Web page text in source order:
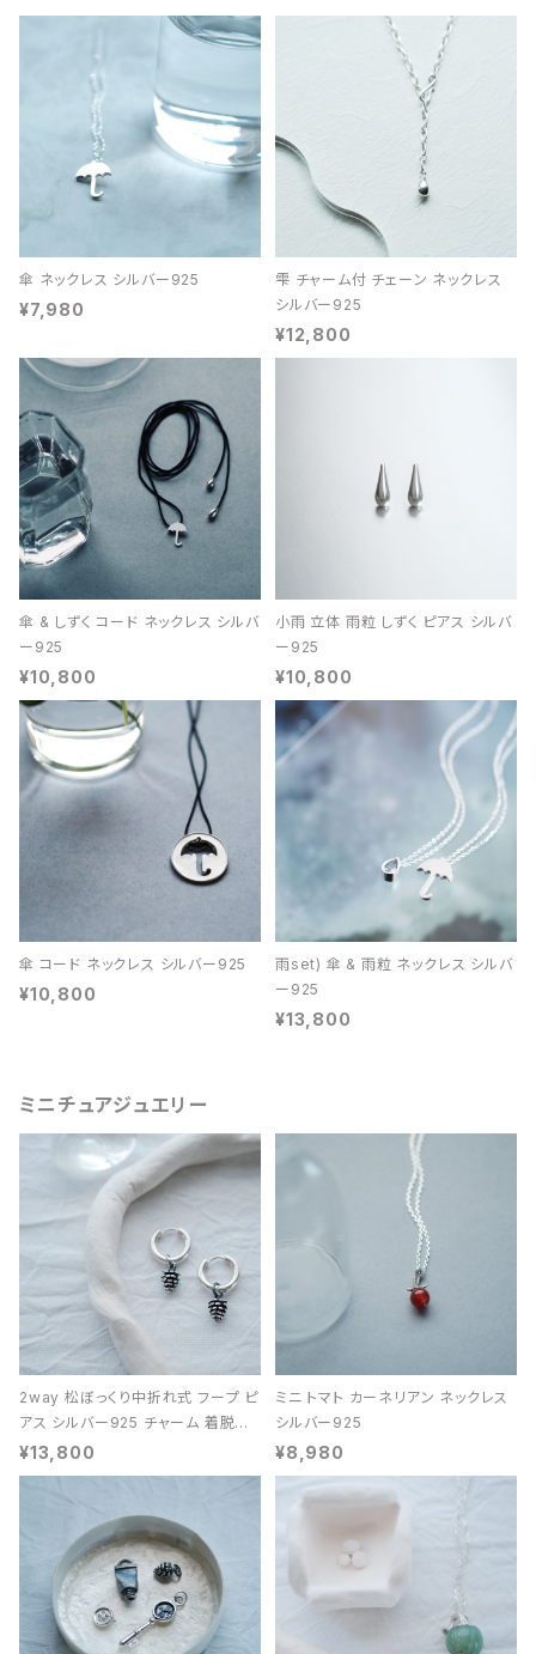
傘 ネックレス シルバー925
¥7,980
雫 チャーム付 チェーン ネックレス
シルバー925
¥12,800
傘 & しずく コード ネックレス シルバ
ー925
¥10,800
小雨 立体 雨粒 しずく ピアス シルバ
ー925
¥10,800
傘 コード ネックレス シルバー925
¥10,800
雨set) 傘 & 雨粒 ネックレス シルバ
ー925
¥13,800
ミニチュアジュエリー
2way 松ぼっくり中折れ式 フープ ピ
アス シルバー925 チャーム 着脱可
能 レディース ユニセックス
¥13,800
ミニ トマト カーネリアン ネックレス
シルバー925
¥8,980